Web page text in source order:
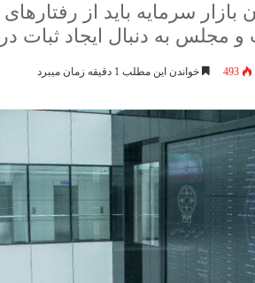
سرمایه باید از رفتارهای
مجلس به دنبال ایجاد ثبات
493 خواندن این مطلب 1 دقیقه زمان میبرد